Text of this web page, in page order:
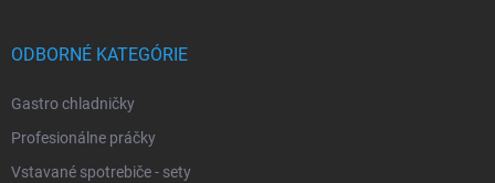
ODBORNÉ KATEGÓRIE
Gastro chladničky
Profesionálne práčky
Vstavané spotrebiče - sety